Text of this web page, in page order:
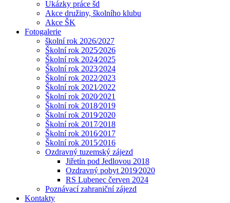
Ukázky práce šd
Akce družiny, školního klubu
Akce ŠK
Fotogalerie
školní rok 2026/2027
Školní rok 2025⁄2026
Školní rok 2024⁄2025
Školní rok 2023⁄2024
Školní rok 2022⁄2023
Školní rok 2021⁄2022
Školní rok 2020⁄2021
Školní rok 2018⁄2019
Školní rok 2019⁄2020
Školní rok 2017⁄2018
Školní rok 2016⁄2017
Školní rok 2015⁄2016
Ozdravný tuzemský zájezd
Jiřetín pod Jedlovou 2018
Ozdravný pobyt 2019⁄2020
RS Lubenec červen 2024
Poznávací zahraniční zájezd
Kontakty